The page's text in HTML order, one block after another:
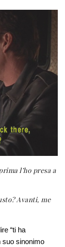
l’ho presa a
Avanti, me
“ti ha
suo sinonimo